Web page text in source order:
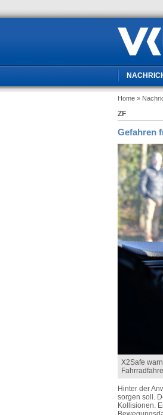
Home »
ZF
Gefahren
X2Safe
Hinter der
sorgen soll.
Kollisionen.